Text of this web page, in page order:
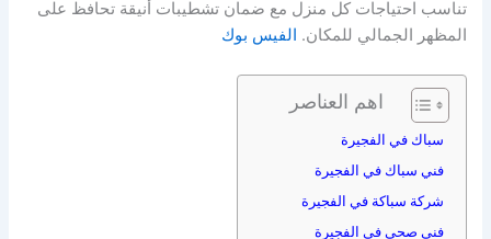
تناسب احتياجات كل منزل مع ضمان تشطيبات أنيقة تحافظ على
المظهر الجمالي للمكان. الفيس بوك
اهم العناصر
سباك في الفجيرة
فني سباك في الفجيرة
شركة سباكة في الفجيرة
فني صحي في الفجيرة